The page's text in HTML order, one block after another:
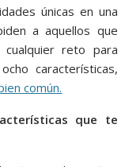
únicas en una
a aquellos que
reto para
características,
común.
que te